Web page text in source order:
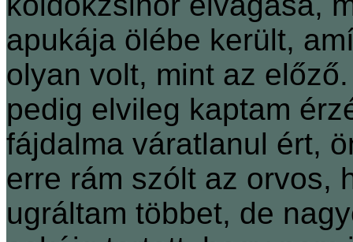
apukája ölébe került,
olyan volt, mint az
pedig elvileg kaptam
fájdalma váratlanul ért,
erre rám szólt az orvos,
ugráltam többet, de